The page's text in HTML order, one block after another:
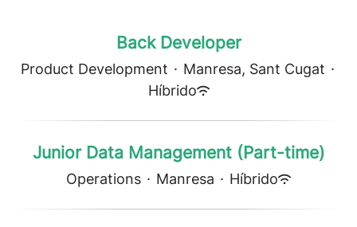
Back Developer
Product Development · Manresa, Sant Cugat ·
Híbrido
Junior Data Management (Part-time)
Operations · Manresa · Híbrido